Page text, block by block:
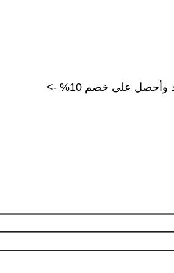
على خصم 10% ->